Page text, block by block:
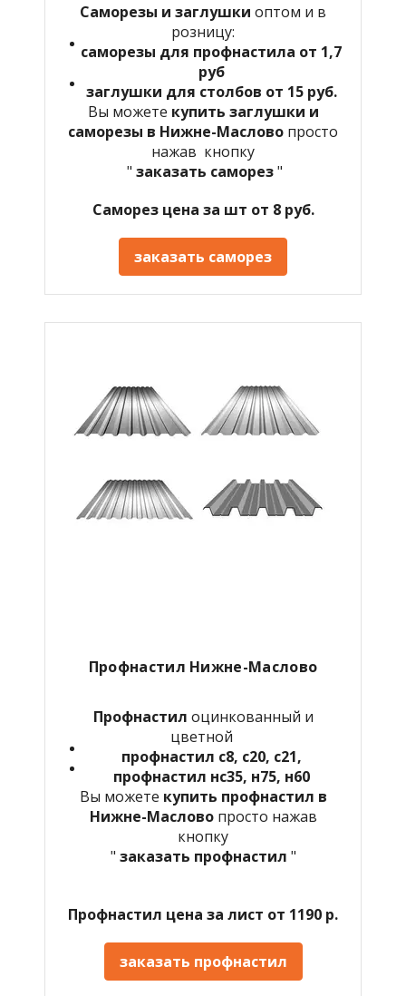
Саморезы и заглушки оптом и в
розницу:
саморезы для профнастила от 1,7
руб
заглушки для столбов от 15 руб.
Вы можете купить заглушки и
саморезы в Нижне-Маслово просто
нажав кнопку
" заказать саморез"
Саморез цена за шт от 8 руб.
заказать саморез
Профнастил Нижне-Маслово
Профнастил оцинкованный и
цветной
профнастил с8, с20, с21,
профнастил нс35, н75, н60
Вы можете купить профнастил в
Нижне-Маслово просто нажав
кнопку
" заказать профнастил "
Профнастил цена за лист от 1190 р.
заказать профнастил